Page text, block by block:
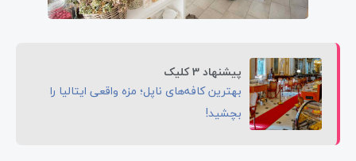
پیشنهاد 3 کلیک
بهترین کافه‌های ناپل؛ مزه واقعی ایتالیا را
بچشید!